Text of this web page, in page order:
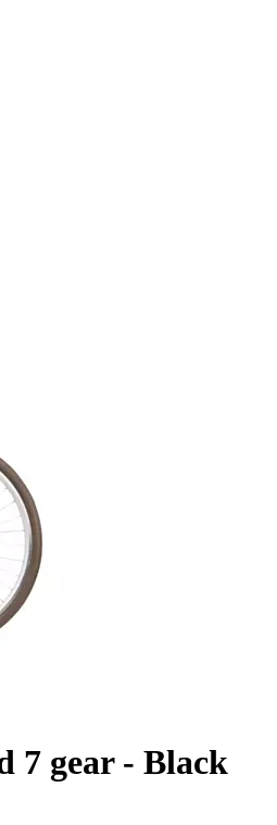
7 gear - Black